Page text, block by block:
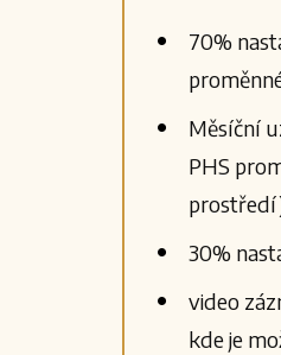
70%
Měsíční
PHS
30%
video
kde je